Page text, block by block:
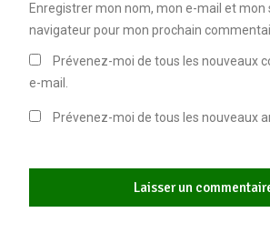
Enregistrer mon nom, mon e-mail et mon
navigateur pour mon prochain
Prévenez-moi de tous les nouveaux
e-mail.
Prévenez-moi de tous les nouveaux